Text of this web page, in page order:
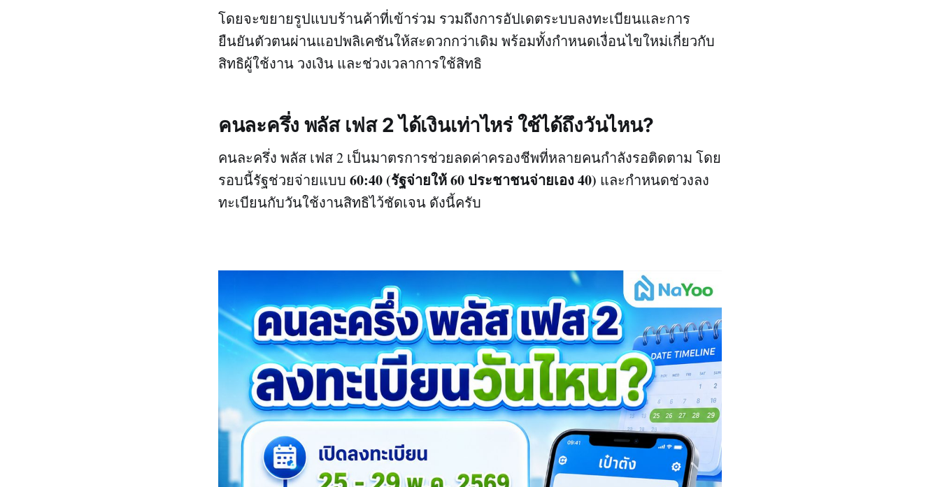
โดยจะขยายรูปแบบร้านค้าที่เข้าร่วม รวมถึงการอัปเดตระบบลงทะเบียนและการ
ยืนยันตัวตนผ่านแอปพลิเคชันให้สะดวกกว่าเดิม พร้อมทั้งกำหนดเงื่อนไขใหม่เกี่ยวกับ
สิทธิผู้ใช้งาน วงเงิน และช่วงเวลาการใช้สิทธิ
คนละครึ่ง พลัส เฟส 2 ได้เงินเท่าไหร่ ใช้ได้ถึงวันไหน?
คนละครึ่ง พลัส เฟส 2 เป็นมาตรการช่วยลดค่าครองชีพที่หลายคนกำลังรอติดตาม โดย
รอบนี้รัฐช่วยจ่ายแบบ 60:40 (รัฐจ่ายให้ 60 ประชาชนจ่ายเอง 40) และกำหนดช่วงลง
ทะเบียนกับวันใช้งานสิทธิไว้ชัดเจน ดังนี้ครับ